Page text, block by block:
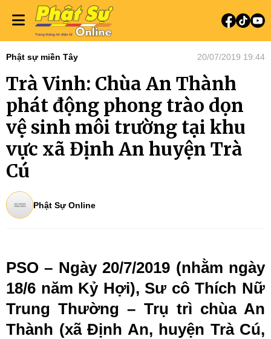
Phật sự miền Tây 20/07/2019 19:44
Trà Vinh: Chùa An Thành
phát động phong trào dọn
vệ sinh môi trường tại khu
vực xã Định An huyện Trà
Cú
Phật Sự Online
PSO – Ngày 20/7/2019 (nhằm ngày
18/6 năm Kỷ Hợi), Sư cô Thích Nữ
Trung Thường – Trụ trì chùa An
Thành (xã Định An, huyện Trà Cú,